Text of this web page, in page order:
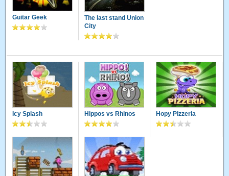
Guitar Geek
The last stand Union
City
Icy Splash Hippos vs Rhinos Hopy Pizzeria